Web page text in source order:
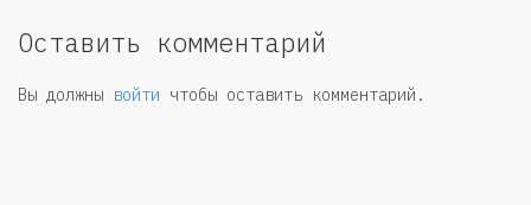
Оставить комментарий
Вы должны войти чтобы оставить комментарий.